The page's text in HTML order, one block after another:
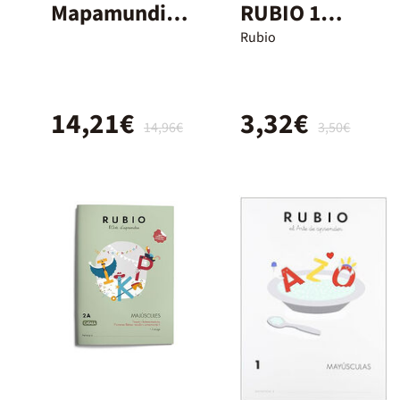
Mapamundi
14,96€
14,21€
RUBIO 1
(català)
Rubio
3,50€
3,32€